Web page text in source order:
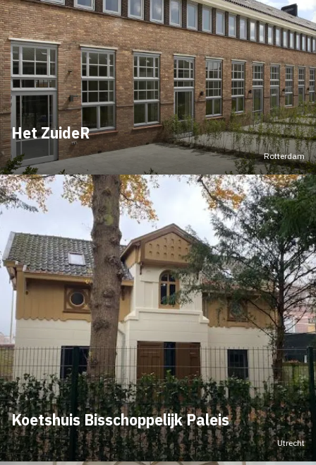
Het ZuideR
Rotterdam
Koetshuis Bisschoppelijk Paleis
Utrecht